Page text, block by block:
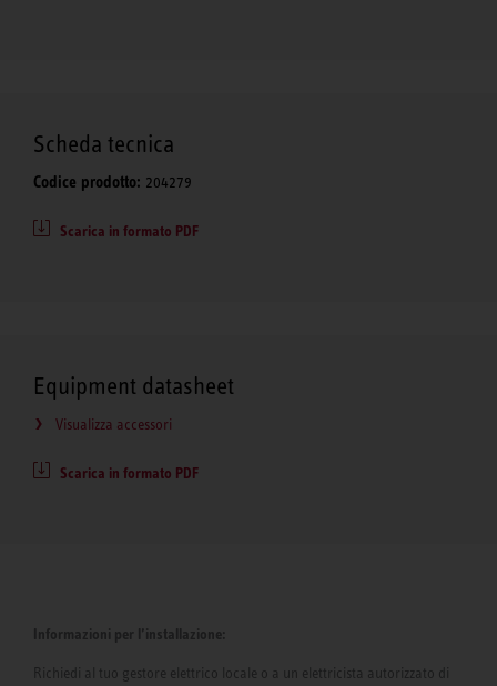
Scheda tecnica
Codice prodotto: 204279
Scarica in formato PDF
Equipment datasheet
Visualizza accessori
Scarica in formato PDF
Informazioni per l’installazione:
Richiedi al tuo gestore elettrico locale o a un elettricista autorizzato di